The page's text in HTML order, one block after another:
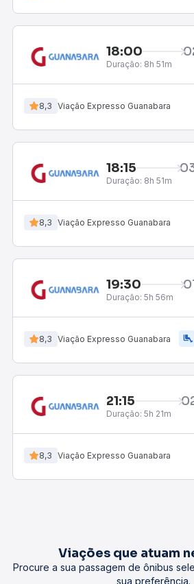
18:00
Duração: 8h 51m
8,3 Viação Expresso Guanabara
18:15
Duração: 8h 51m
8,3 Viação Expresso Guanabara
19:30
Duração: 5h 56m
8,3 Viação Expresso Guanabara airline_seat_legroom_extra
21:15
Duração: 5h 21m
8,3 Viação Expresso Guanabara
Viações que atuam
Procure a sua passagem de ônibus
sua preferência.